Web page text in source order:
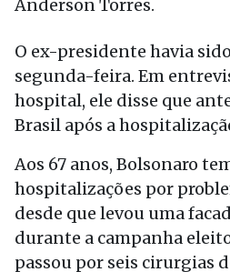
Anderson Torres.
O ex-presidente havia
segunda-feira. Em
hospital, ele disse que
Brasil após a
Aos 67 anos, Bolsonaro
hospitalizações por
desde que levou uma
durante a campanha
passou por seis cirurgias